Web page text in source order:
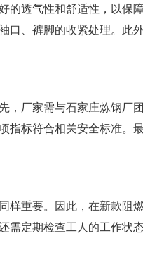
透气性和舒适性，以
、裤脚的收紧处理。
厂家需与石家庄炼钢
标符合相关安全标准
重要。因此，在新款
需定期检查工人的工作